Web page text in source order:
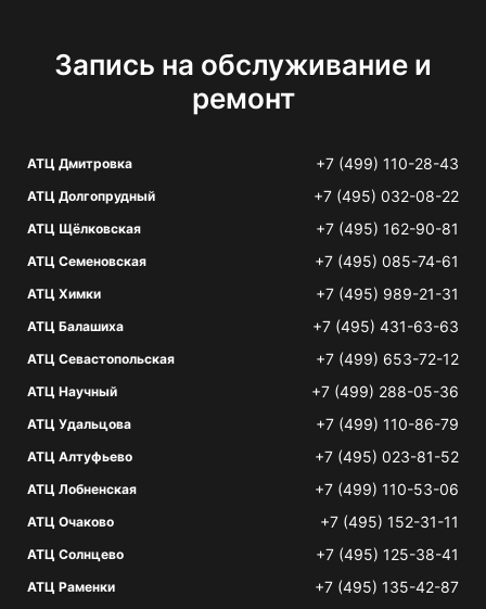
Запись на обслуживание и
ремонт
АТЦ Дмитровка +7 (499) 110-28-43
АТЦ Долгопрудный +7 (495) 032-08-22
АТЦ Щёлковская +7 (495) 162-90-81
АТЦ Семеновская +7 (495) 085-74-61
АТЦ Химки +7 (495) 989-21-31
АТЦ Балашиха +7 (495) 431-63-63
АТЦ Севастопольская +7 (499) 653-72-12
АТЦ Научный +7 (499) 288-05-36
АТЦ Удальцова +7 (499) 110-86-79
АТЦ Алтуфьево +7 (495) 023-81-52
АТЦ Лобненская +7 (499) 110-53-06
АТЦ Очаково +7 (495) 152-31-11
АТЦ Солнцево +7 (495) 125-38-41
АТЦ Раменки +7 (495) 135-42-87